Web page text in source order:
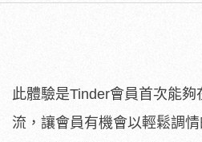
此體驗是Tinder會員首次能
流，讓會員有機會以輕鬆調